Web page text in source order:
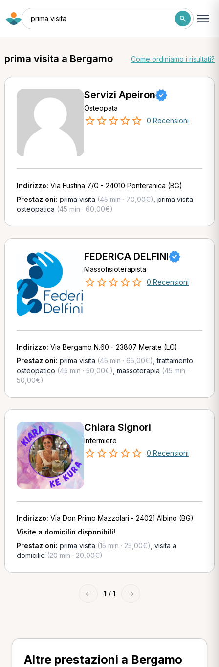
prima visita
prima visita a Bergamo Come ordiniamo i risultati?
Servizi Apeiron
Osteopata
0 Recensioni
Indirizzo: Via Fustina 7/G - 24010 Ponteranica (BG)
Prestazioni: prima visita (45 min · 70,00€) prima visita
osteopatica (45 min · 60,00€)
FEDERICA DELFINI
Massofisioterapista
0 Recensioni
Indirizzo: Via Bergamo N.60 - 23807 Merate (LC)
Prestazioni: prima visita (45 min · 65,00€) ,trattamento
osteopatico (45 min · 50,00€) massoterapia (45 min ·
50,00€)
Chiara Signori
Infermiere
0 Recensioni
Indirizzo: Via Don Primo Mazzolari - 24021 Albino (BG)
Visite a domicilio disponibili!
Prestazioni: prima visita (15 min · 25,00€) visita a
domicilio (20 min · 20,00€)
← 1 / 1 →
Altre prestazioni a Bergamo